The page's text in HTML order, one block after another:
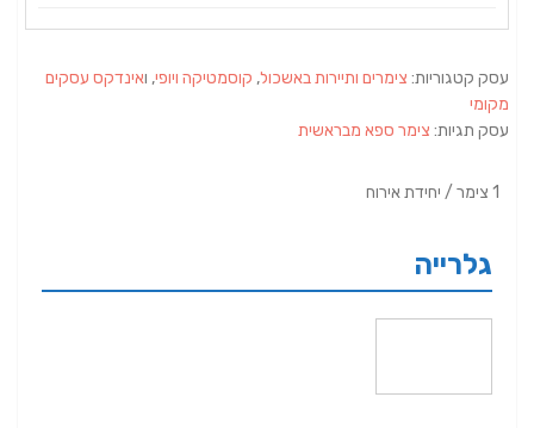
עסק קטגוריות: צימרים ותיירות באשכול, קוסמטיקה ויופי, ואינדקס עסקים
מקומי
עסק תגיות: צימר ספא מבראשית
1 צימר / יחידת אירוח
גלרייה